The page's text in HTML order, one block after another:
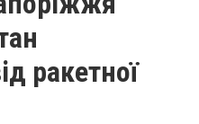
ракетної